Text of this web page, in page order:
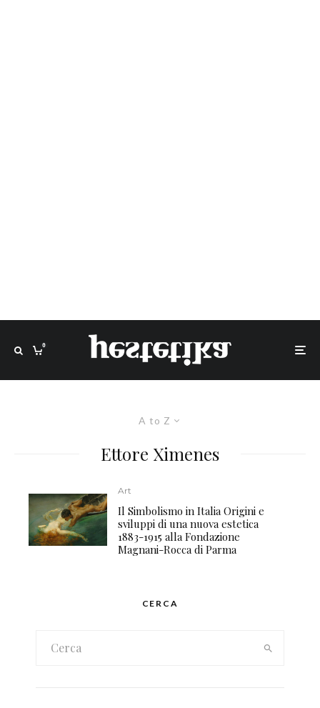
0
A to Z
Ettore Ximenes
Art
Il Simbolismo in Italia Origini e
sviluppi di una nuova estetica
1883-1915 alla Fondazione
Magnani-Rocca di Parma
CERCA